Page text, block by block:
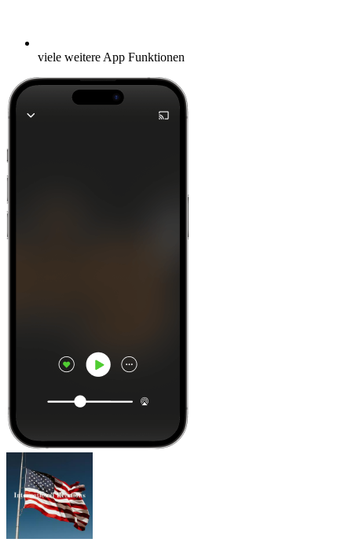
viele weitere App Funktionen